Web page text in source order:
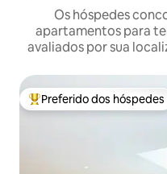
Os hóspedes
apartamentos para
avaliados por sua
Entre os melhores
Preferido dos hóspedes